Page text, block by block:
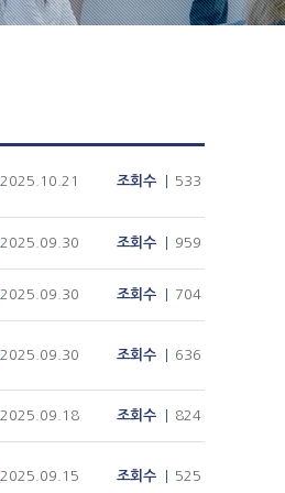
2025.10.21 조회수 533
2025.09.30 조회수 959
2025.09.30 조회수 704
2025.09.30 조회수 636
2025.09.18 조회수 824
2025.09.15 조회수 525